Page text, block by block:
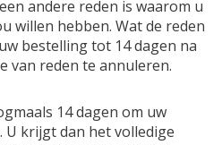
andere reden is waarom u
willen hebben. Wat de reden
bestelling tot 14 dagen na
van reden te annuleren.
14 dagen om uw
krijgt dan het volledige